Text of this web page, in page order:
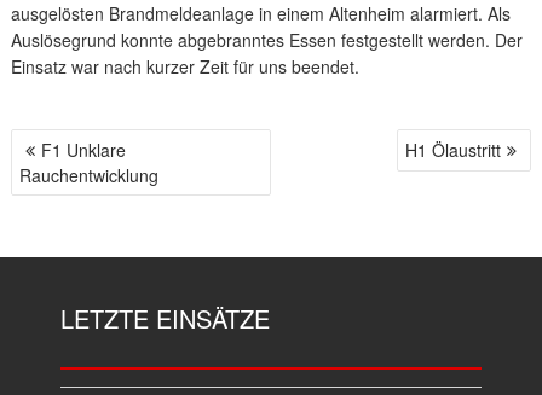
ausgelösten Brandmeldeanlage in einem Altenheim alarmiert. Als
Auslösegrund konnte abgebranntes Essen festgestellt werden. Der
Einsatz war nach kurzer Zeit für uns beendet.
B
E
F1 Unklare
Rauchentwicklung
H1 Ölaustritt
LETZTE EINSÄTZE